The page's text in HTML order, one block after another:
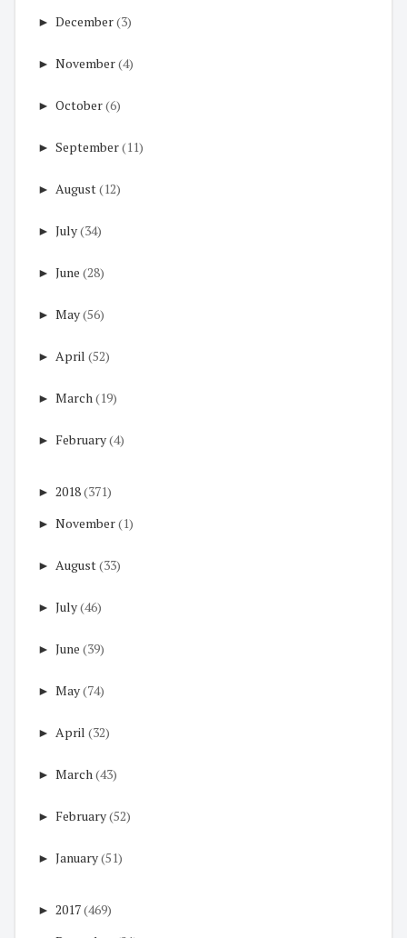
► December(3)
► November(4)
► October(6)
► September(11)
► August(12)
► July(34)
► June (28)
► May(56)
► April (52)
► March(19)
► February(4)
► 2018(371)
► November(1)
► August(33)
► July(46)
► June (39)
► May(74)
► April (32)
► March(43)
► February(52)
► January(51)
► 2017(469)